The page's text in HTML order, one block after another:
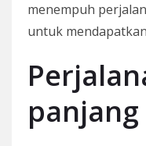
menempuh
untuk
panjang